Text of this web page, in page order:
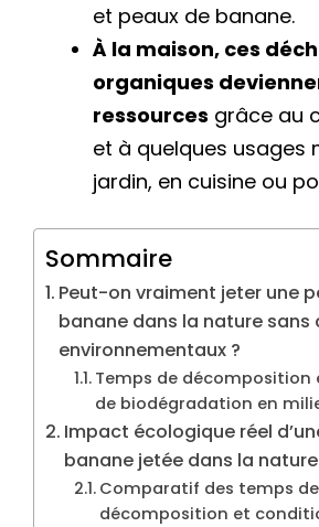
et peaux de banane.
À la maison, ces
organiques
ressources grâce au
et à quelques usages
jardin, en cuisine ou
Sommaire
Peut-on vraiment jeter une
banane dans la nature sans
environnementaux ?
Temps de décomposition
de biodégradation en
Impact écologique réel
banane jetée dans la nature
Comparatif des temps de
décomposition et